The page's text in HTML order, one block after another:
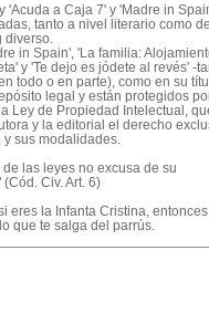
'Acuda a Caja 7' y 'Madre in
tanto a nivel literario como de
in Spain', 'La familia:
y 'Te dejo es jódete al revés' -
todo o en parte), como en su
legal y están protegidos
Ley de Propiedad Intelectual,
y la editorial el derecho
sus modalidades.
las leyes no excusa de su
Civ. Art. 6)
eres la Infanta Cristina, entonces
que te salga del parrús.